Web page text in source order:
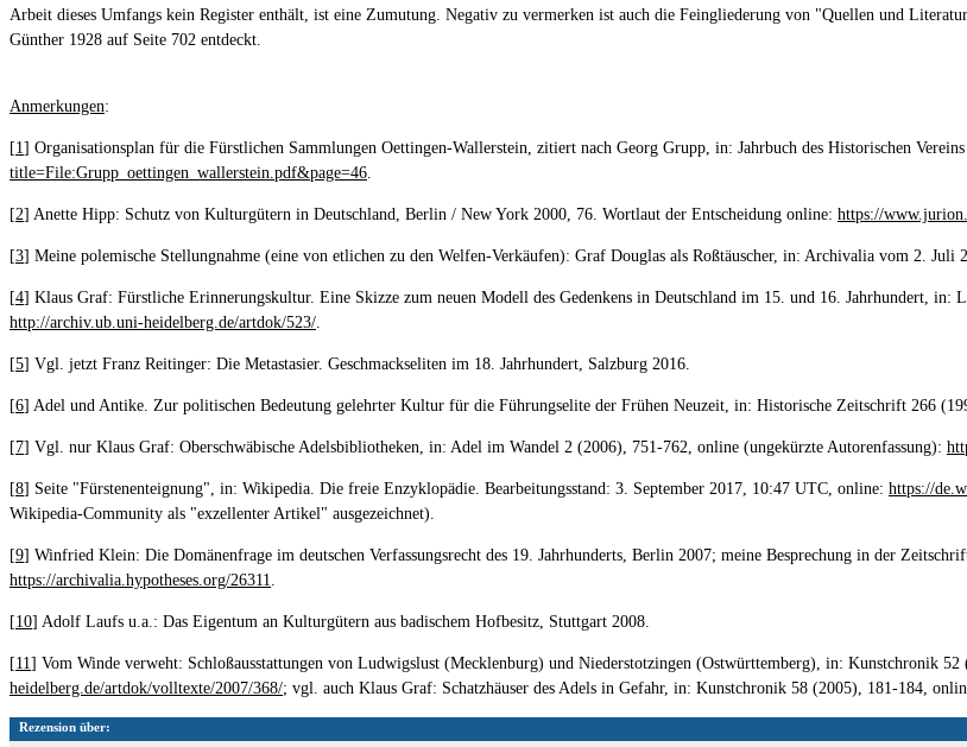
Arbeit dieses Umfangs kein Register enthält, ist eine Zumutung. Negativ zu vermerken ist auch die Feingliederung von "Quellen und
Günther 1928 auf Seite 702 entdeckt.
Anmerkungen:
[1 ] Organisationsplan für die Fürstlichen Sammlungen Oettingen-Wallerstein, zitiert nach Georg Grupp, in: Jahrbuch des Historischen
title=File:Grupp_oettingen_wallerstein.pdf&page=46
[2] Anette Hipp: Schutz von Kulturgütern in Deutschland, Berlin / New York 2000, 76. Wortlaut der Entscheidung online: https://
[3] Meine polemische Stellungnahme (eine von etlichen zu den Welfen-Verkäufen): Graf Douglas als Roßtäuscher, in: Archivalia vom 2. Juli
[4] Klaus Graf: Fürstliche Erinnerungskultur. Eine Skizze zum neuen Modell des Gedenkens in Deutschland im 15. und 16. Jahrhundert,
http://archiv.ub.uni-heidelberg.de/artdok/523/
[5] Vgl. jetzt Franz Reitinger: Die Metastasier. Geschmackseliten im 18. Jahrhundert, Salzburg 2016.
[6] Adel und Antike. Zur politischen Bedeutung gelehrter Kultur für die Führungselite der Frühen Neuzeit, in: Historische Zeitschrift 266
[7] Vgl. nur Klaus Graf: Oberschwäbische Adelsbibliotheken, in: Adel im Wandel 2 (2006), 751-762, online (ungekürzte Autorenfassung):
[8] Seite "Fürstenenteignung", in: Wikipedia. Die freie Enzyklopädie. Bearbeitungsstand: 3. September 2017, 10:47 UTC, online: https://
Wikipedia-Community als "exzellenter Artikel" ausgezeichnet).
[9] Winfried Klein: Die Domänenfrage im deutschen Verfassungsrecht des 19. Jahrhunderts, Berlin 2007; meine Besprechung in der
https://archivalia.hypotheses.org/26311
[10] Adolf Laufs u.a.: Das Eigentum an Kulturgütern aus badischem Hofbesitz, Stuttgart 2008.
[11 ] Vom Winde verweht: Schloßausstattungen von Ludwigslust (Mecklenburg) und Niederstotzingen (Ostwürttemberg), in: Kunstchronik
heidelberg.de/artdok/volltexte/2007/368/; vgl. auch Klaus Graf: Schatzhäuser des Adels in Gefahr, in: Kunstchronik 58 (2005), 181-184,
Rezension über: